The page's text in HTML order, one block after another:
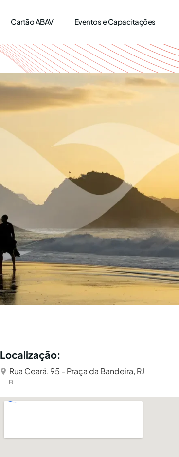
Cartão ABAV Eventos e Capacitações
Localização:
Rua Ceará, 95 - Praça da Bandeira, RJ
B